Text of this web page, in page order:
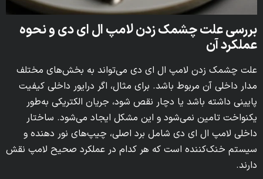
بررسی علت چشمک زدن لامپ ال ای دی و نحوه
عملکرد آن
علت چشمک زدن لامپ ال ای دی می‌تواند به بخش‌های مختلف
مدار داخلی آن مربوط باشد. برای مثال، اگر درایور داخلی کیفیت
پایینی داشته باشد یا دچار نقص شود، جریان الکتریکی به‌طور
یکنواخت تامین نمی‌شود و این مشکل ایجاد می‌شود. ساختار
داخلی لامپ ال ای دی شامل برد اصلی، چیپ‌های نور دهنده و
سیستم خنک‌کننده است که هر کدام در عملکرد صحیح لامپ نقش
دارند.